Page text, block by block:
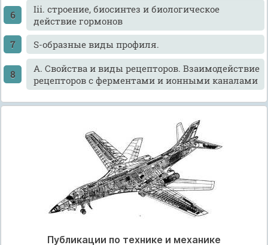
Iii. строение, биосинтез и биологическое
действие гормонов
S-образные виды профиля.
А. Свойства и виды рецепторов. Взаимодействие
рецепторов с ферментами и ионными каналами
Публикации по технике и механике